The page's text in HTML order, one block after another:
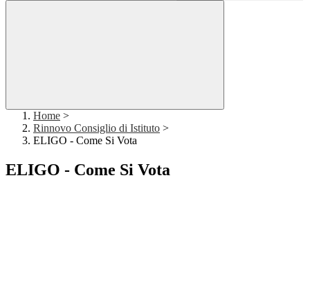
Home >
Rinnovo Consiglio di Istituto >
ELIGO - Come Si Vota
ELIGO - Come Si Vota